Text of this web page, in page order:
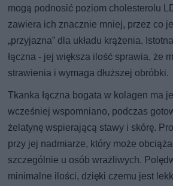
mogą podnosić poziom cholesterolu
zawiera ich znacznie mniej, przez co
„przyjazna” dla układu krążenia.
łączna - jej większa ilość sprawia, że
strawienia i wymaga dłuższej obróbki.
Tkanka łączna bogata w kolagen ma
wcześniej wspomniano, podczas
żelatynę wspierającą stawy i skórę.
przy jej nadmiarze, który może
szczególnie u osób wrażliwych.
minimalne ilości, dzięki czemu jest